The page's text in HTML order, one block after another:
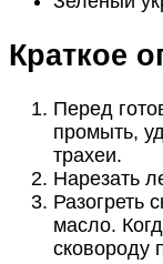
Краткое
Перед
промыть,
трахеи.
Нарезать
Разогреть
масло.
сковороду